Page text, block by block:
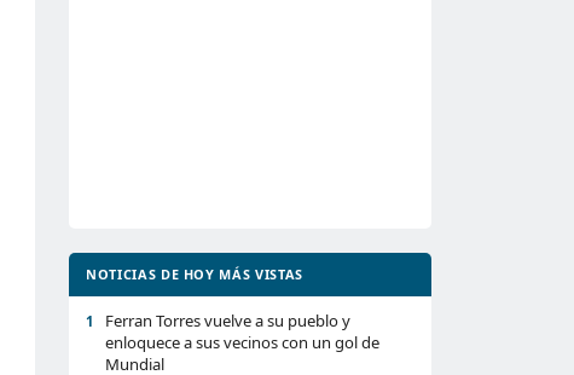
NOTICIAS DE HOY MÁS VISTAS
1
Ferran Torres vuelve a su pueblo y
enloquece a sus vecinos con un gol de
Mundial